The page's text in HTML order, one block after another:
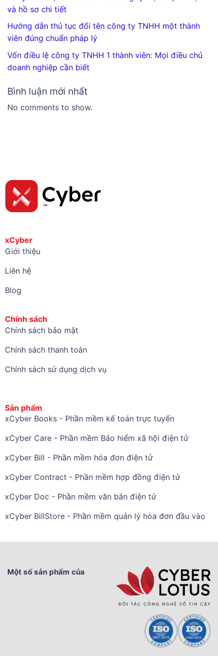
và hồ sơ chi tiết
Hướng dẫn thủ tục đổi tên công ty TNHH một thành
viên đúng chuẩn pháp lý
Vốn điều lệ công ty TNHH 1 thành viên: Mọi điều chủ
doanh nghiệp cần biết
Bình luận mới nhất
No comments to show.
xCyber
Giới thiệu
Liên hệ
Blog
Chính sách
Chính sách bảo mật
Chính sách thanh toán
Chính sách sử dụng dịch vụ
Sản phẩm
xCyber Books - Phần mềm kế toán trực tuyến
xCyber Care - Phần mềm Bảo hiểm xã hội điện tử
xCyber Bill - Phần mềm hóa đơn điện tử
xCyber Contract - Phần mềm hợp đồng điện tử
xCyber Doc - Phần mềm văn bản điện tử
xCyber BillStore - Phần mềm quản lý hóa đơn đầu vào
Một số sản phẩm của